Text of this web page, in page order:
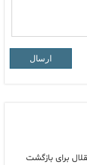
ارسال
برای بازگشت